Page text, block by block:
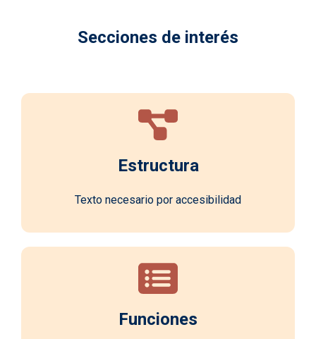
Secciones de interés
Estructura
Texto necesario por accesibilidad
Funciones